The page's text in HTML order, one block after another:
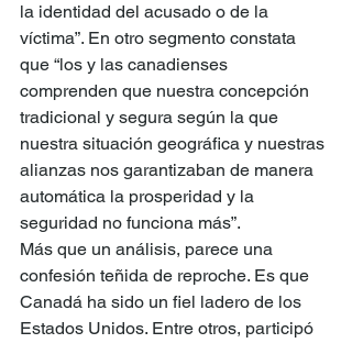
la identidad del acusado o de la
víctima”. En otro segmento constata
que “los y las canadienses
comprenden que nuestra concepción
tradicional y segura según la que
nuestra situación geográfica y nuestras
alianzas nos garantizaban de manera
automática la prosperidad y la
seguridad no funciona más”.
Más que un análisis, parece una
confesión teñida de reproche. Es que
Canadá ha sido un fiel ladero de los
Estados Unidos. Entre otros, participó